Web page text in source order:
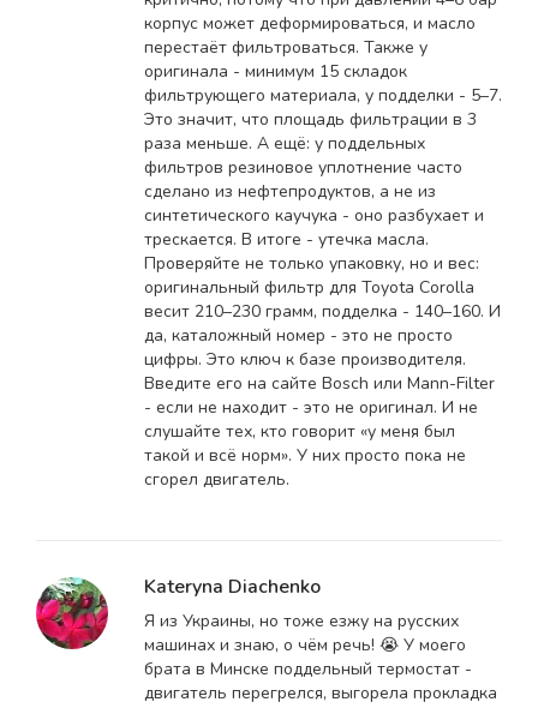
корпус может деформироваться, и масло
перестаёт фильтроваться. Также у
оригинала - минимум 15 складок
фильтрующего материала, у подделки - 5–7.
Это значит, что площадь фильтрации в 3
раза меньше. А ещё: у поддельных
фильтров резиновое уплотнение часто
сделано из нефтепродуктов, а не из
синтетического каучука - оно разбухает и
трескается. В итоге - утечка масла.
Проверяйте не только упаковку, но и вес:
оригинальный фильтр для Toyota Corolla
весит 210–230 грамм, подделка - 140–160. И
да, каталожный номер - это не просто
цифры. Это ключ к базе производителя.
Введите его на сайте Bosch или Mann-Filter
- если не находит - это не оригинал. И не
слушайте тех, кто говорит «у меня был
такой и всё норм». У них просто пока не
сгорел двигатель.
Kateryna Diachenko
Я из Украины, но тоже езжу на русских
машинах и знаю, о чём речь! 😭 У моего
брата в Минске поддельный термостат -
двигатель перегрелся, выгорела прокладка